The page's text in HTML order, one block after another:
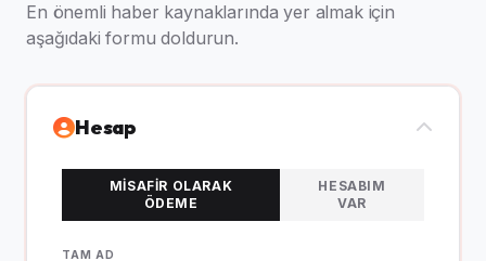
En önemli haber kaynaklarında yer almak için
aşağıdaki formu doldurun.
Hesap
MISAFIR OLARAK
ÖDEME
HESABIM
VAR
TAM AD